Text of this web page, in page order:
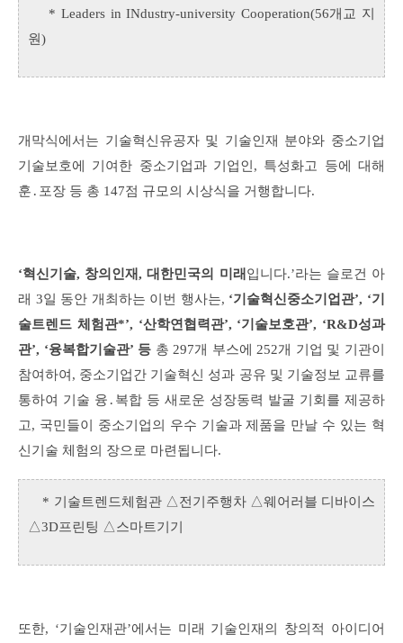
* Leaders in INdustry-university Cooperation(56개교 지
원)
개막식에서는 기술혁신유공자 및 기술인재 분야와 중소기업
기술보호에 기여한 중소기업과 기업인, 특성화고 등에 대해
훈․포장 등 총 147점 규모의 시상식을 거행합니다.
‘혁신기술, 창의인재, 대한민국의 미래 입니다.’라는 슬로건 아
래 3일 동안 개최하는 이번 행사는, ‘기술혁신중소기업관’, ‘기
술트렌드 체험관*’, ‘산학연협력관’, ‘기술보호관’, ‘R&D성과
관’, ‘융복합기술관’ 등 총 297개 부스에 252개 기업 및 기관이
참여하여, 중소기업간 기술혁신 성과 공유 및 기술정보 교류를
통하여 기술 융․복합 등 새로운 성장동력 발굴 기회를 제공하
고, 국민들이 중소기업의 우수 기술과 제품을 만날 수 있는 혁
신기술 체험의 장으로 마련됩니다.
* 기술트렌드체험관 △전기주행차 △웨어러블 디바이스
△3D프린팅 △스마트기기
또한, ‘기술인재관’에서는 미래 기술인재의 창의적 아이디어